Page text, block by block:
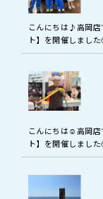
こんにちは♪高岡店
ト】を開催しまし
くバルーンアート
こんにちは☺️高岡店
ト】を開催しまし
くバルーンアート